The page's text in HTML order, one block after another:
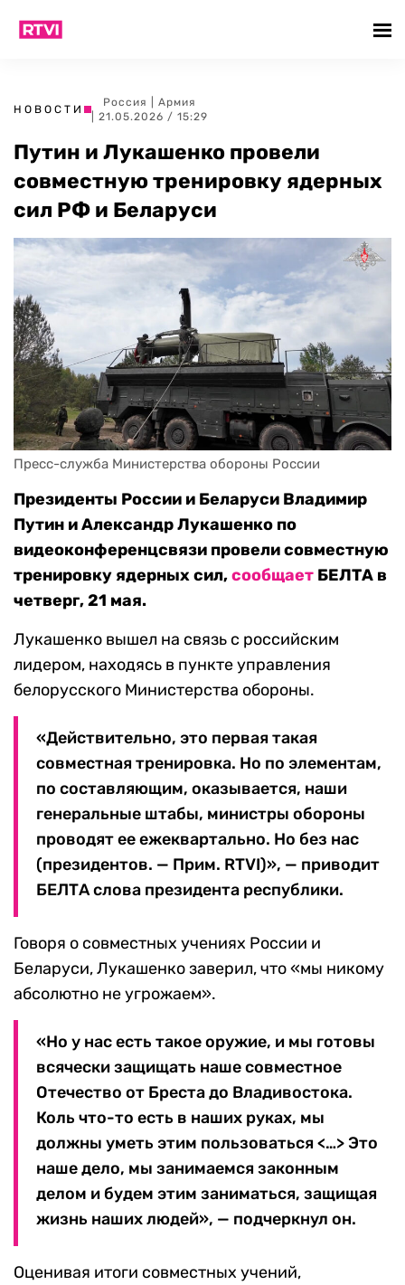
НОВОСТИ
Россия
Армия
| 21.05.2026 / 15:29
Путин и Лукашенко провели
совместную тренировку ядерных
сил РФ и Беларуси
Пресс-служба Министерства обороны России
Президенты России и Беларуси Владимир
Путин и Александр Лукашенко по
видеоконференцсвязи провели совместную
тренировку ядерных сил,сообщает БЕЛТА в
четверг, 21 мая.
Лукашенко вышел на связь с российским
лидером, находясь в пункте управления
белорусского Министерства обороны.
«Действительно, это первая такая
совместная тренировка. Но по элементам,
по составляющим, оказывается, наши
генеральные штабы, министры обороны
проводят ее ежеквартально. Но без нас
(президентов. — Прим. RTVI)», — приводит
БЕЛТА слова президента республики.
Говоря о совместных учениях России и
Беларуси, Лукашенко заверил, что «мы никому
абсолютно не угрожаем».
«Но у нас есть такое оружие, и мы готовы
всячески защищать наше совместное
Отечество от Бреста до Владивостока.
Коль что-то есть в наших руках, мы
должны уметь этим пользоваться <…> Это
наше дело, мы занимаемся законным
делом и будем этим заниматься, защищая
жизнь наших людей», — подчеркнул он.
Оценивая итоги совместных учений,